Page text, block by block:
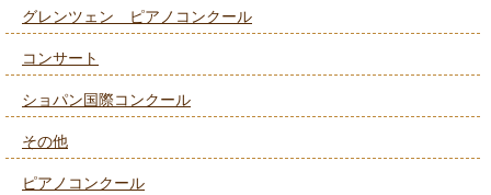
グレンツェン ピアノコンクール
コンサート
ショパン国際コンクール
その他
ピアノコンクール